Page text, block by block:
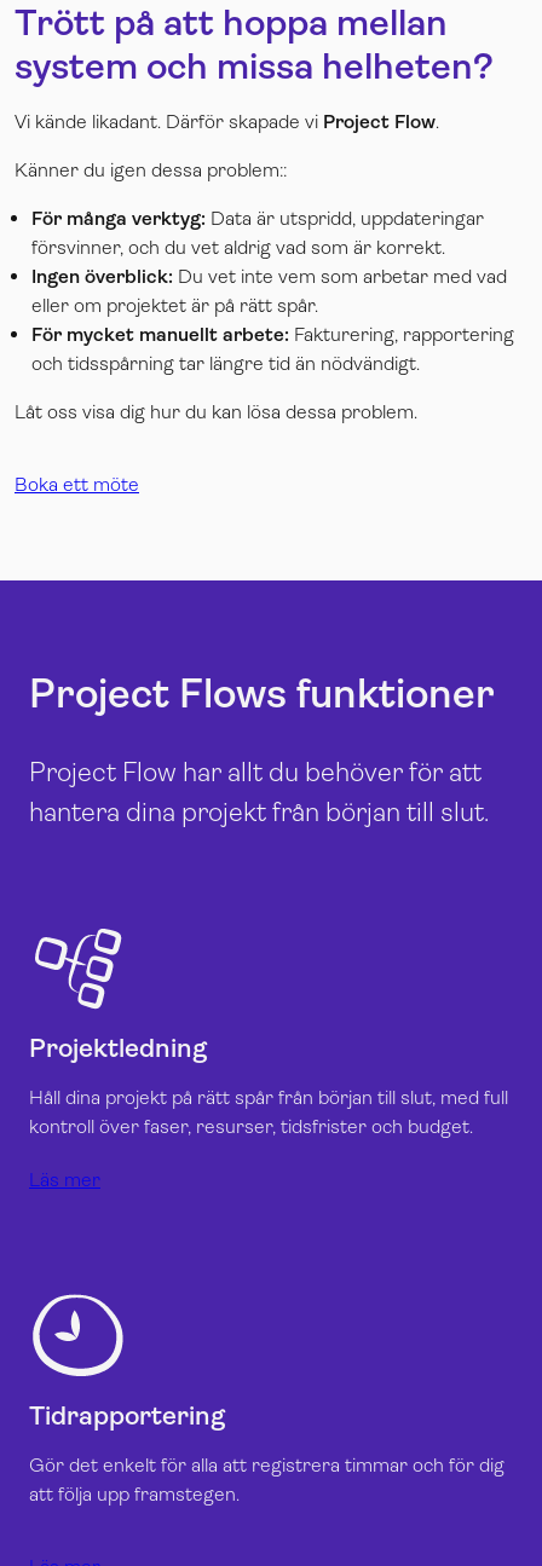
Trött på att hoppa mellan
system och missa helheten?
Vi kände likadant. Därför skapade vi Project Flow.
Känner du igen dessa problem::
För många verktyg: Data är utspridd, uppdateringar
försvinner, och du vet aldrig vad som är korrekt.
Ingen överblick: Du vet inte vem som arbetar med vad
eller om projektet är på rätt spår.
För mycket manuellt arbete: Fakturering, rapportering
och tidsspårning tar längre tid än nödvändigt.
Låt oss visa dig hur du kan lösa dessa problem.
Boka ett möte
Project Flows funktioner
Project Flow har allt du behöver för att
hantera dina projekt från början till slut.
Projektledning
Håll dina projekt på rätt spår från början till slut, med full
kontroll över faser, resurser, tidsfrister och budget.
Läs mer
Tidrapportering
Gör det enkelt för alla att registrera timmar och för dig
att följa upp framstegen.